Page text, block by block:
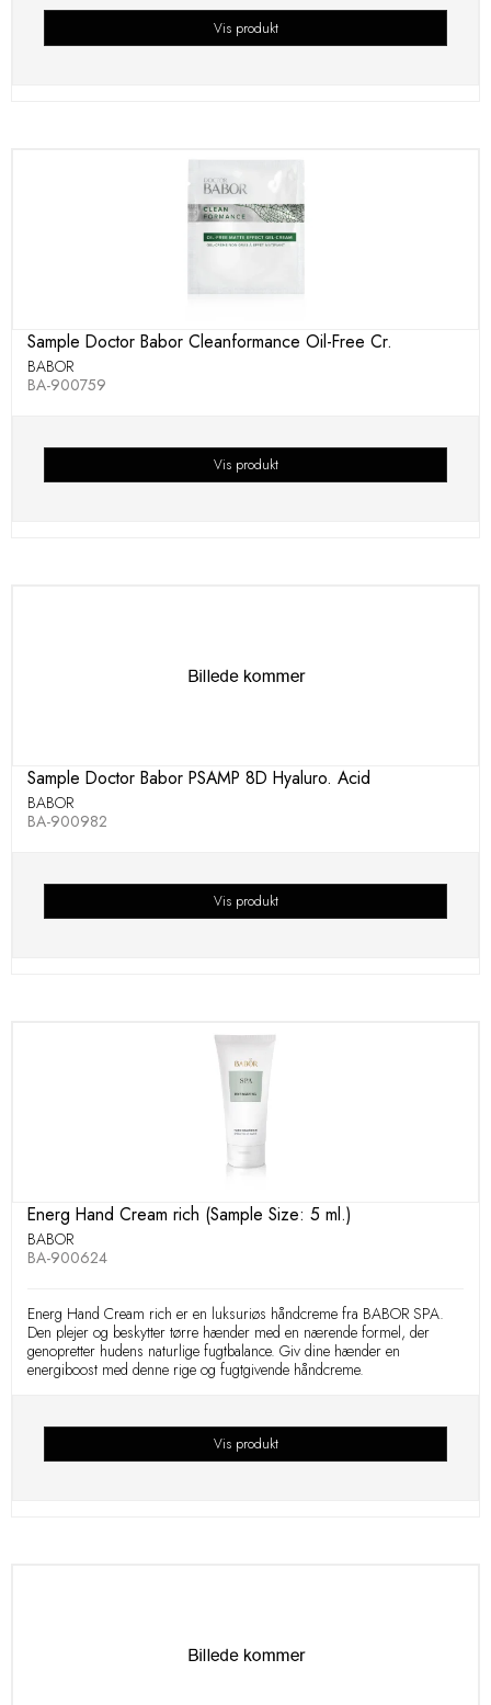
Vis produkt
Sample Doctor Babor Cleanformance Oil-Free Cr.
BABOR
BA-900759
Vis produkt
Sample Doctor Babor PSAMP 8D Hyaluro. Acid
BABOR
BA-900982
Vis produkt
Energ Hand Cream rich (Sample Size: 5 ml.)
BABOR
BA-900624
Energ Hand Cream rich er en luksuriøs håndcreme fra BABOR SPA.
Den plejer og beskytter tørre hænder med en nærende formel, der
genopretter hudens naturlige fugtbalance. Giv dine hænder en
energiboost med denne rige og fugtgivende håndcreme.
Vis produkt